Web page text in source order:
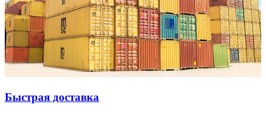
Быстрая доставка